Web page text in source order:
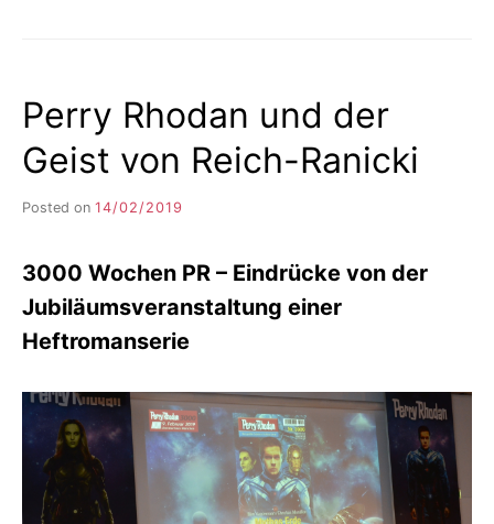
Perry Rhodan und der
Geist von Reich-Ranicki
Posted on 14/02/2019
I
S
L
R
3000 Wochen PR – Eindrücke von der
Jubiläumsveranstaltung einer
Heftromanserie